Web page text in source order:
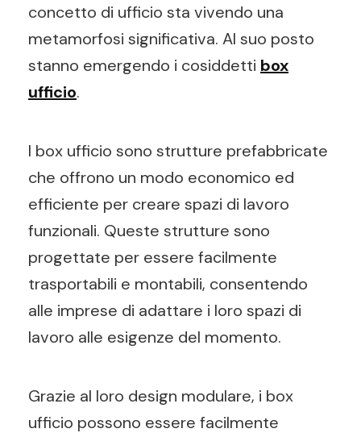
concetto di ufficio sta vivendo una
metamorfosi significativa. Al suo posto
stanno emergendo i cosiddetti box
ufficio.
I box ufficio sono strutture prefabbricate
che offrono un modo economico ed
efficiente per creare spazi di lavoro
funzionali. Queste strutture sono
progettate per essere facilmente
trasportabili e montabili, consentendo
alle imprese di adattare i loro spazi di
lavoro alle esigenze del momento.
Grazie al loro design modulare, i box
ufficio possono essere facilmente